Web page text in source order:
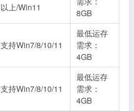
以上/Win11
8GB
支持Win7/8/10/11
最低运存
需求：
4GB
支持Win7/8/10/11
最低运存
需求：
4GB